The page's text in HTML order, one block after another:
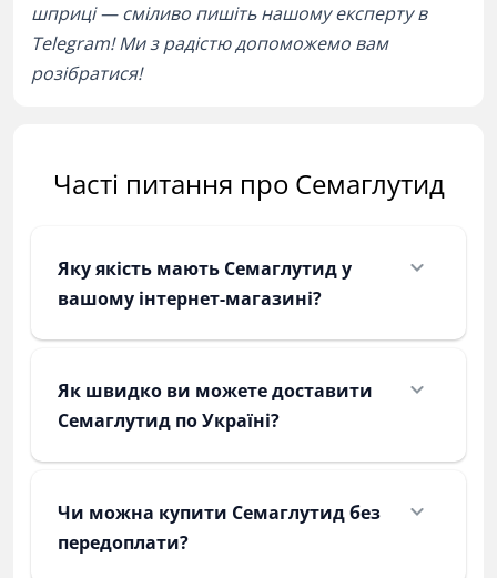
шприці — сміливо пишіть нашому експерту в
Telegram! Ми з радістю допоможемо вам
розібратися!
Часті питання про Семаглутид
Яку якість мають Семаглутид у
вашому інтернет-магазині?
Як швидко ви можете доставити
Семаглутид по Україні?
Чи можна купити Семаглутид без
передоплати?